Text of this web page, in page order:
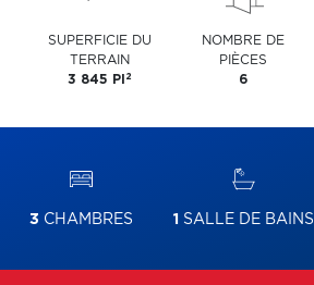
SUPERFICIE DU
TERRAIN
3 845 PI 2
NOMBRE DE
PIÈCES
6
3 CHAMBRES 1 SALLE DE BAINS